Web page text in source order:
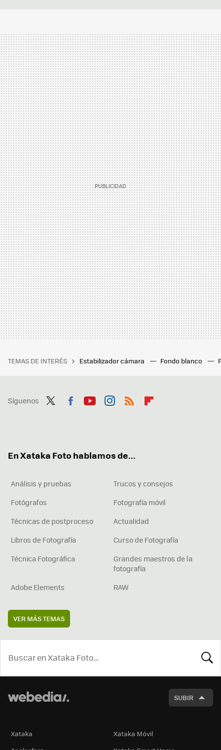
TEMAS DE INTERÉS Estabilizador cámara Fondo blanco
Síguenos
En Xataka Foto hablamos de...
Análisis y pruebas
Trucos y consejos
Fotógrafos
Fotografía móvil
Técnicas de postproceso
Actualidad
Libros de Fotografía
Curso de Fotografía
Técnica Fotográfica
Grandes maestros de la
fotografía
Adobe Elements
RAW
VER MÁS TEMAS
SUBIR
Xataka
Xataka Móvil